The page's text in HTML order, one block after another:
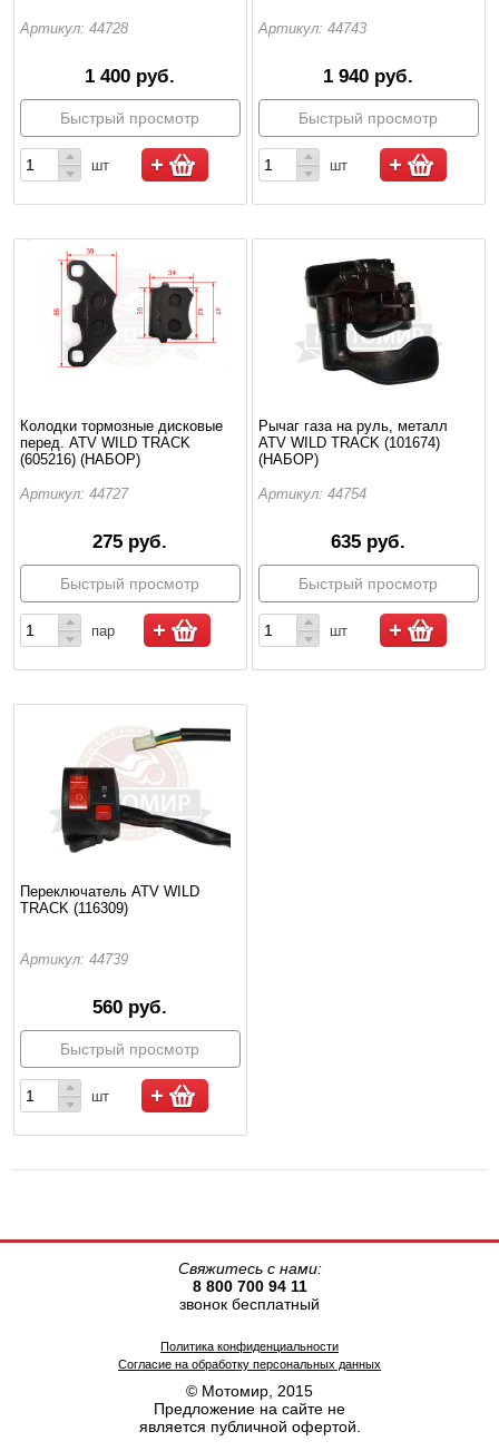
Артикул: 44728
1 400 руб.
Быстрый просмотр
шт
Артикул: 44743
1 940 руб.
Быстрый просмотр
шт
Колодки тормозные дисковые
перед. ATV WILD TRACK
(605216) (НАБОР)
Артикул: 44727
275 руб.
Быстрый просмотр
пар
Рычаг газа на руль, металл
ATV WILD TRACK (101674)
(НАБОР)
Артикул: 44754
635 руб.
Быстрый просмотр
шт
Переключатель ATV WILD
TRACK (116309)
Артикул: 44739
560 руб.
Быстрый просмотр
шт
© Мотомир, 2015
Предложение на сайте не
является публичной офертой.
Политика конфиденциальности
Согласие на обработку персональных данных
Свяжитесь с нами:
8 800 700 94 11
звонок бесплатный